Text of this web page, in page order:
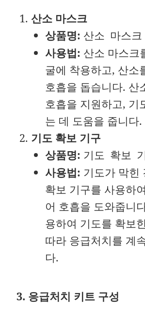
산소 마스크
상품명: 산소 마스크
사용법: 산소 마스크
굴에 착용하고, 산소
호흡을 돕습니다. 산
호흡을 지원하고, 기
는 데 도움을 줍니다.
기도 확보 기구
상품명: 기도 확보
사용법: 기도가 막힌
확보 기구를 사용하
어 호흡을 도와줍니
용하여 기도를 확보
따라 응급처치를 계
다.
3. 응급처치 키트 구성